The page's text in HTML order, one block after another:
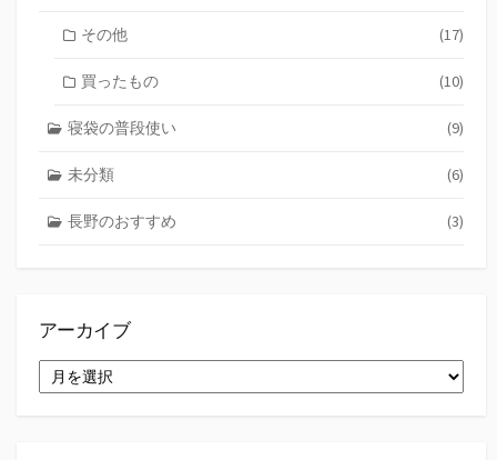
その他 (17)
買ったもの (10)
寝袋の普段使い (9)
未分類 (6)
長野のおすすめ (3)
アーカイブ
ー